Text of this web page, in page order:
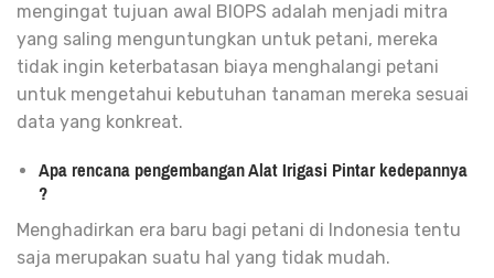
mengingat tujuan awal BIOPS adalah menjadi mitra
yang saling menguntungkan untuk petani, mereka
tidak ingin keterbatasan biaya menghalangi petani
untuk mengetahui kebutuhan tanaman mereka sesuai
data yang konkreat.
Apa rencana pengembangan Alat Irigasi Pintar kedepannya
?
Menghadirkan era baru bagi petani di Indonesia tentu
saja merupakan suatu hal yang tidak mudah.